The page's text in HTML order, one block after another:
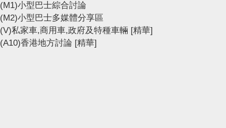
(M1)小型巴士綜合討論
(M2)小型巴士多媒體分享區
(V)私家車,商用車,政府及特種車輛 [精華]
(A10)香港地方討論 [精華]